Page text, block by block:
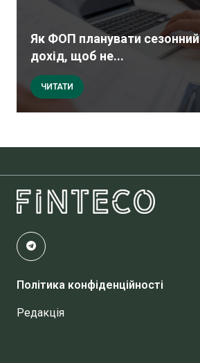
Як ФОП планувати сезонний
дохід, щоб не...
ЧИТАТИ
Політика конфіденційності
Редакція